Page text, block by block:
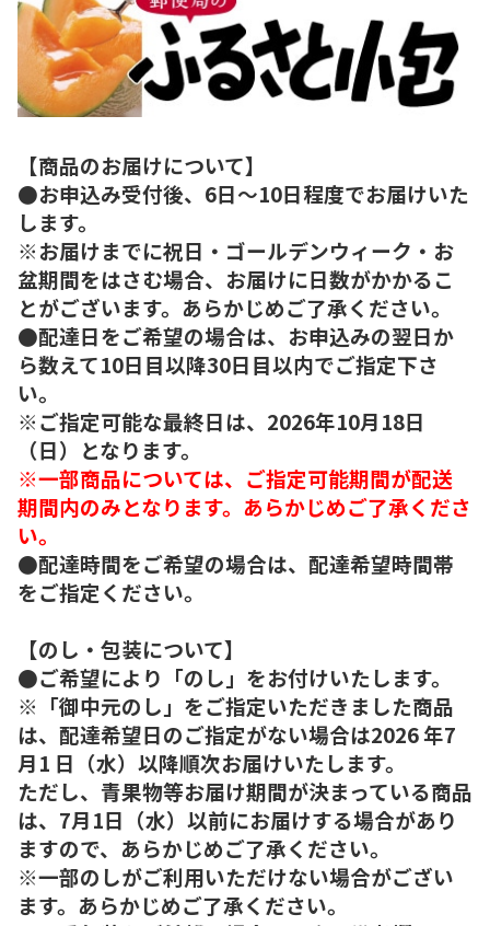
【商品のお届けについて】
●お申込み受付後、6日～10日程度でお届けいた
します。
※お届けまでに祝日・ゴールデンウィーク・お
盆期間をはさむ場合、お届けに日数がかかるこ
とがございます。あらかじめご了承ください。
●配達日をご希望の場合は、お申込みの翌日か
ら数えて10日目以降30日目以内でご指定下さ
い。
※ご指定可能な最終日は、2026年10月18日
（日）となります。
※一部商品については、ご指定可能期間が配送
期間内のみとなります。あらかじめご了承くださ
い。
●配達時間をご希望の場合は、配達希望時間帯
をご指定ください。
【のし・包装について】
●ご希望により「のし」をお付けいたします。
※「御中元のし」をご指定いただきました商品
は、配達希望日のご指定がない場合は2026 年7
月1 日（水）以降順次お届けいたします。
ただし、青果物等お届け期間が決まっている商品
は、7月1日（水）以前にお届けする場合があり
ますので、あらかじめご了承ください。
※一部のしがご利用いただけない場合がござい
ます。あらかじめご了承ください。